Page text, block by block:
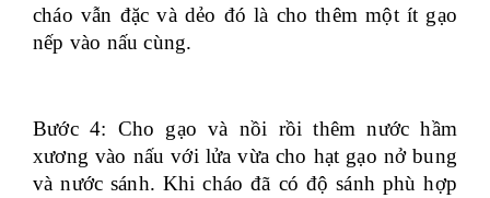
cháo vẫn đặc và dẻo đó là cho thêm một ít gạo
nếp vào nấu cùng.
Bước 4: Cho gạo và nồi rồi thêm nước hầm
xương vào nấu với lửa vừa cho hạt gạo nở bung
và nước sánh. Khi cháo đã có độ sánh phù hợp